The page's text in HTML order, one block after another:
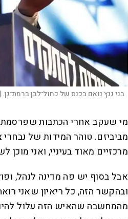
בני גנץ נואם בכנס של כחול־לבן ברמת־גן. |
מי שעקב אחרי הכתבות שפרסמתי
מביביזם. טוהר המידות של
מרכזיים מאוד בעיניי, ואני
אבל בסוף יש פה מדינה לנהל,
ובהקשר הזה, כל ריאיון שאני
מהמחשבה שהאיש הזה עלול